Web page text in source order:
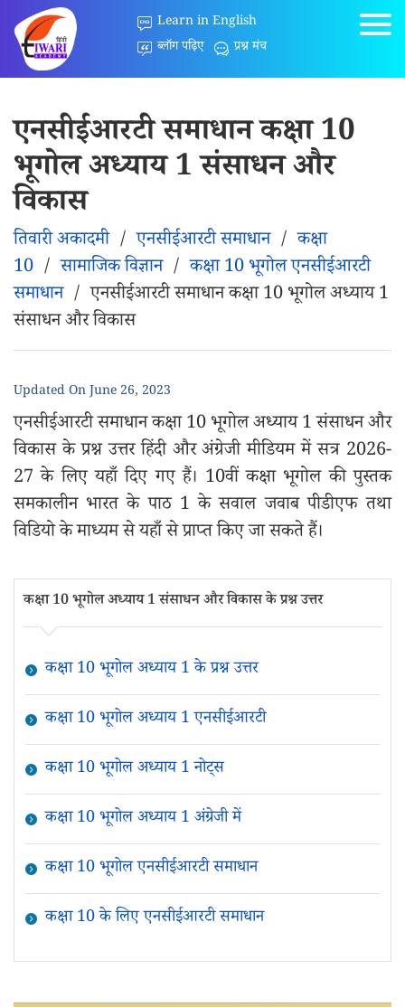
Learn in English
ब्लॉग पढ़िए
प्रश्न मंच
एनसीईआरटी समाधान कक्षा 10
भूगोल अध्याय 1 संसाधन और
विकास
तिवारी अकादमी/एनसीईआरटी समाधान/कक्षा
10 /सामाजिक विज्ञान/कक्षा 10 भूगोल एनसीईआरटी
समाधान/एनसीईआरटी समाधान कक्षा 10 भूगोल अध्याय 1
संसाधन और विकास
Updated OnJune 26, 2023
एनसीईआरटी समाधान कक्षा 10 भूगोल अध्याय 1 संसाधन और
विकास के प्रश्न उत्तर हिंदी और अंग्रेजी मीडियम में सत्र 2026-
27 के लिए यहाँ दिए गए हैं। 10वीं कक्षा भूगोल की पुस्तक
समकालीन भारत के पाठ 1 के सवाल जवाब पीडीएफ तथा
विडियो के माध्यम से यहाँ से प्राप्त किए जा सकते हैं।
कक्षा 10 भूगोल अध्याय 1 संसाधन और विकास के प्रश्न उत्तर
कक्षा 10 भूगोल अध्याय 1 के प्रश्न उत्तर
कक्षा 10 भूगोल अध्याय 1 एनसीईआरटी
कक्षा 10 भूगोल अध्याय 1 नोट्स
कक्षा 10 भूगोल अध्याय 1 अंग्रेजी में
कक्षा 10 भूगोल एनसीईआरटी समाधान
कक्षा 10 के लिए एनसीईआरटी समाधान